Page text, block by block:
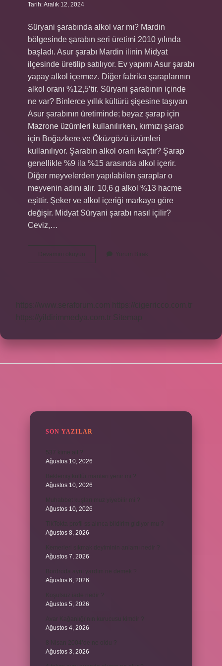
Tarih: Aralık 12, 2024
Süryani şarabında alkol var mı? Mardin
bölgesinde şarabın seri üretimi 2010 yılında
başladı. Asur şarabı Mardin ilinin Midyat
ilçesinde üretilip satılıyor. Ev yapımı Asur şarabı
yapay alkol içermez. Diğer fabrika şaraplarının
alkol oranı %12,5’tir. Süryani şarabının içinde
ne var? Binlerce yıllık kültürü şişesine taşıyan
Asur şarabının üretiminde; beyaz şarap için
Mazrone üzümleri kullanılırken, kırmızı şarap
için Boğazkere ve Öküzgözü üzümleri
kullanılıyor. Şarabın alkol oranı kaçtır? Şarap
genellikle %9 ila %15 arasında alkol içerir.
Diğer meyvelerden yapılabilen şaraplar o
meyvenin adını alır. 10,6 g alkol %13 hacme
eşittir. Şeker ve alkol içeriği markaya göre
değişir. Midyat Süryani şarabı nasıl içilir?
Ceviz,…
Devamını okuyun
Şarabının
Yorum Bırak
https://www.seraforum.com
https://cigerricco.com.tr
https://yildirimmedya.com.tr Sitemap
SON YAZILAR
Ağustos 10, 2026
Ağustos 10, 2026
Muhabbet kuşları muz yiyebilir mi ?
Ağustos 10, 2026
Ağustos 8, 2026
Ağustos 7, 2026
Ağustos 6, 2026
Ağustos 5, 2026
Ağustos 4, 2026
Ağustos 3, 2026